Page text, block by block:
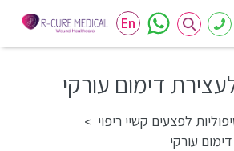
En
לפצעים קשיי ריפוי >